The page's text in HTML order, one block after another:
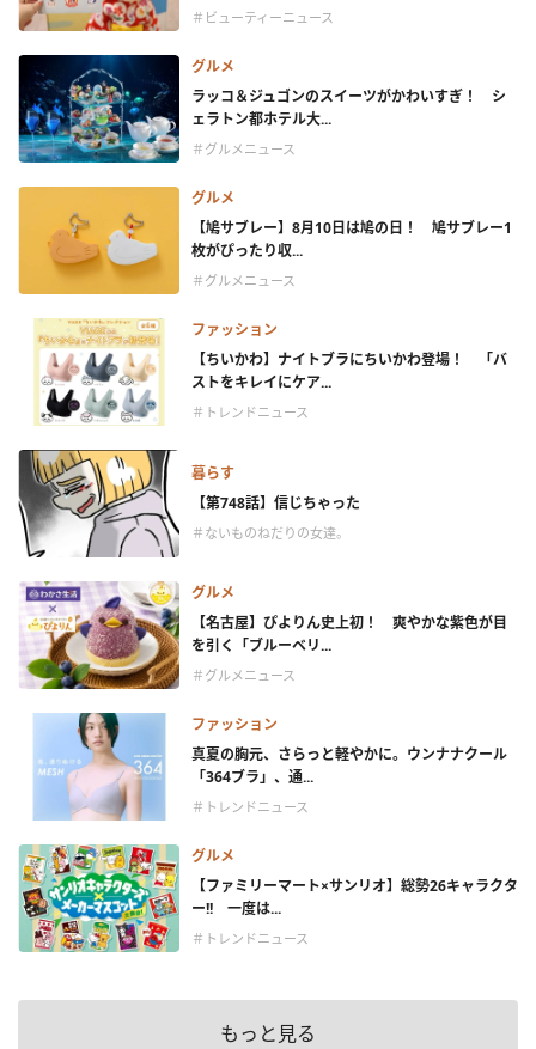
＃ビューティーニュース
グルメ
ラッコ＆ジュゴンのスイーツがかわいすぎ！ シ
ェラトン都ホテル大...
＃グルメニュース
グルメ
【鳩サブレー】8月10日は鳩の日！ 鳩サブレー1
枚がぴったり収...
＃グルメニュース
ファッション
【ちいかわ】ナイトブラにちいかわ登場！ 「バ
ストをキレイにケア...
＃トレンドニュース
暮らす
【第748話】信じちゃった
＃ないものねだりの女達。
グルメ
【名古屋】ぴよりん史上初！ 爽やかな紫色が目
を引く「ブルーベリ...
＃グルメニュース
ファッション
真夏の胸元、さらっと軽やかに。ウンナナクール
「364ブラ」、通...
＃トレンドニュース
グルメ
【ファミリーマート×サンリオ】総勢26キャラクタ
ー!! 一度は...
＃トレンドニュース
もっと見る